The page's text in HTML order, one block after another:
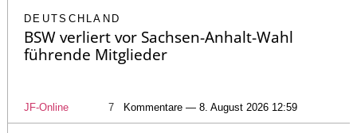
DEUTSCHLAND
BSW verliert vor Sachsen-Anhalt-Wahl
führende Mitglieder
JF-Online 7 Kommentare — 8. August 2026 12:59